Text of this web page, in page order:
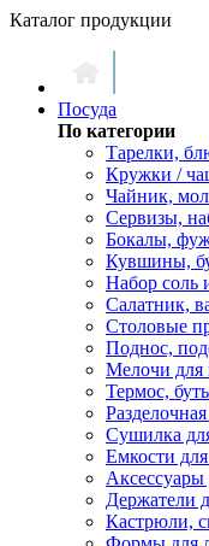
Каталог продукции
Посуда
По категории
Тарелки,
Кружки /
Чайник,
Сервизы,
Бокалы,
Кувшины,
Набор соль
Салатник,
Столовые
Поднос,
Мелочи для
Термос,
Сушилка
Емкости
Аксессуары
Держатели
Кастрюли,